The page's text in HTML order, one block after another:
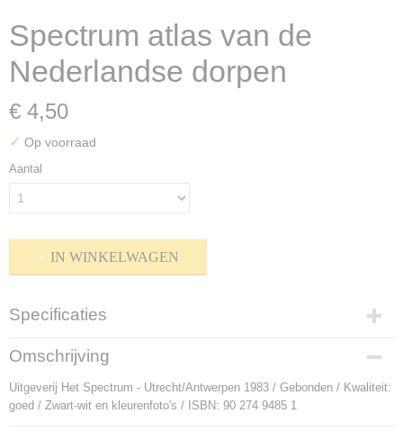
Spectrum atlas van de
Nederlandse dorpen
€ 4,50
✓ Op voorraad
Aantal
IN WINKELWAGEN
Specificaties
Productcode
P-912419
Bruto gewicht
1340,00 g
Omschrijving
Uitgeverij Het Spectrum - Utrecht/Antwerpen 1983 / Gebonden / Kwaliteit:
goed / Zwart-wit en kleurenfoto's / ISBN: 90 274 9485 1